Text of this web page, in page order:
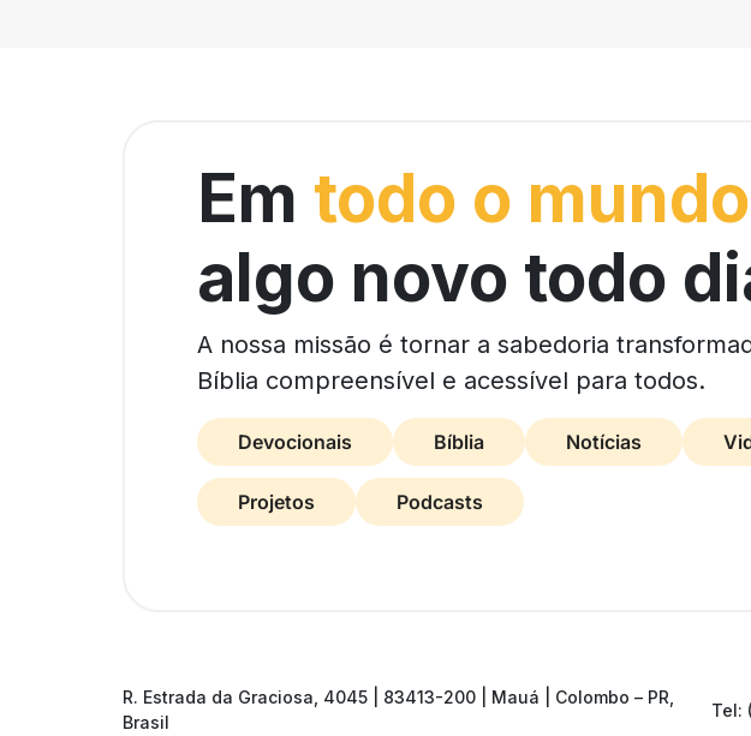
Em todo o mundo
algo novo todo
A nossa missão é tornar a sabedoria
Bíblia compreensível e acessível para todos.
Devocionais Bíblia Notícias
Projetos Podcasts
R. Estrada da Graciosa, 4045 | 83413-200 | Mauá | Colombo – PR,
Brasil
Tel: